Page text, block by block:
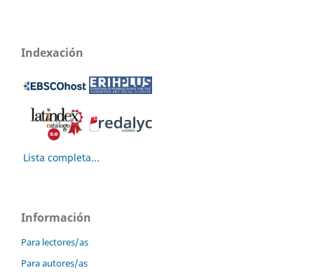
Indexación
Lista completa...
Información
Para lectores/as
Para autores/as